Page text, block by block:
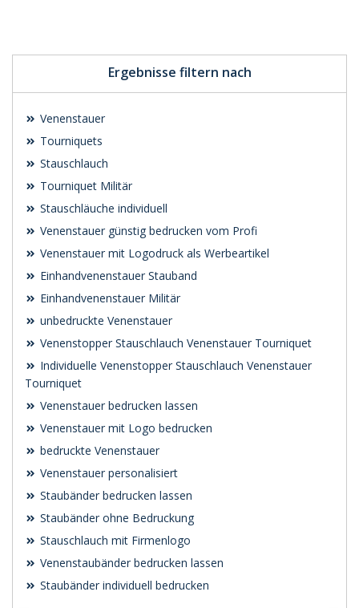
Ergebnisse filtern nach
Venenstauer
Tourniquets
Stauschlauch
Tourniquet Militär
Stauschläuche individuell
Venenstauer günstig bedrucken vom Profi
Venenstauer mit Logodruck als Werbeartikel
Einhandvenenstauer Stauband
Einhandvenenstauer Militär
unbedruckte Venenstauer
Venenstopper Stauschlauch Venenstauer Tourniquet
Individuelle Venenstopper Stauschlauch Venenstauer
Tourniquet
Venenstauer bedrucken lassen
Venenstauer mit Logo bedrucken
bedruckte Venenstauer
Venenstauer personalisiert
Staubänder bedrucken lassen
Staubänder ohne Bedruckung
Stauschlauch mit Firmenlogo
Venenstaubänder bedrucken lassen
Staubänder individuell bedrucken